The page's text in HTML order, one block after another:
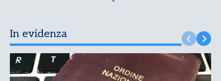
In evidenza